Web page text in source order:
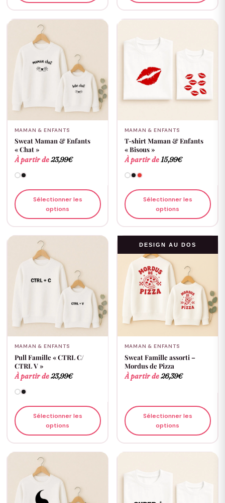
MAMAN & ENFANTS
Sweat Maman & Enfants
« Chat »
À partir de23,99€
Sélectionner les
options
MAMAN & ENFANTS
T-shirt Maman & Enfants
« Bisous »
À partir de15,99€
Sélectionner les
options
MAMAN & ENFANTS
Pull Famille « CTRL C/
CTRL V »
À partir de23,99€
Sélectionner les
options
DESIGN AU DOS
MAMAN & ENFANTS
Sweat Famille assorti –
Mordus de Pizza
À partir de26,39€
Sélectionner les
options